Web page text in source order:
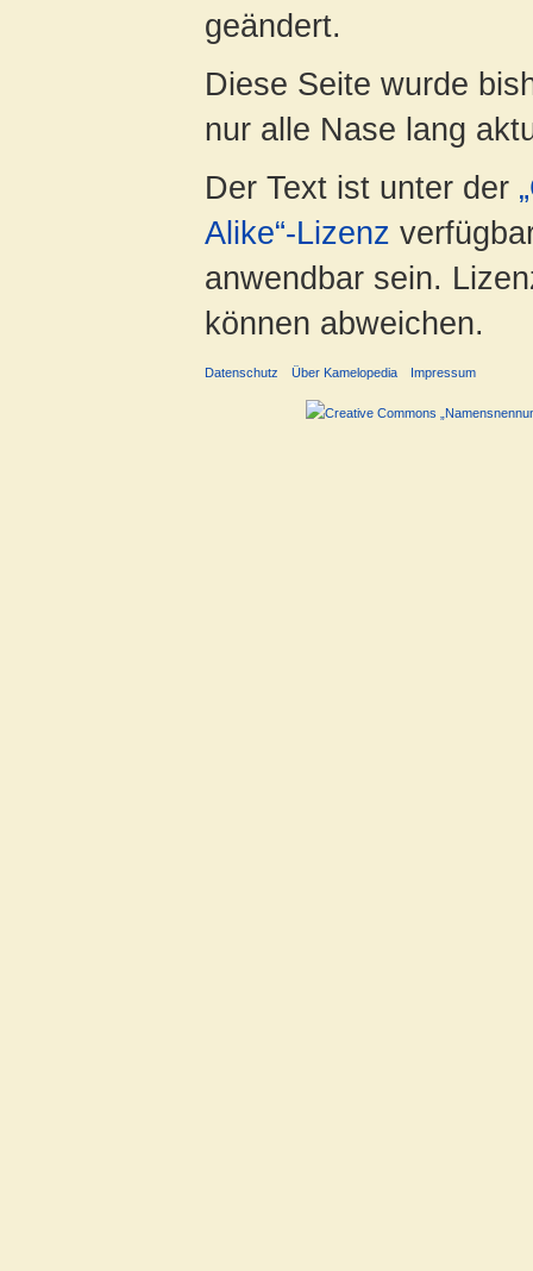
geändert.
Diese Seite wurde
nur alle Nase lang
Der Text ist unter der
Alike“-Lizenz
anwendbar sein.
können abweichen.
Datenschutz Über Kamelopedia Impressum